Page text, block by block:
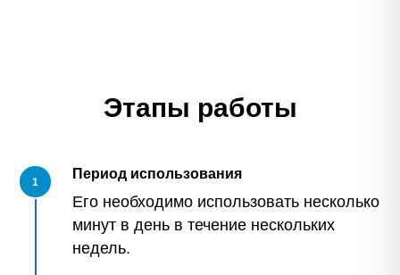
Этапы работы
1
Период использования
Его необходимо использовать несколько
минут в день в течение нескольких
недель.